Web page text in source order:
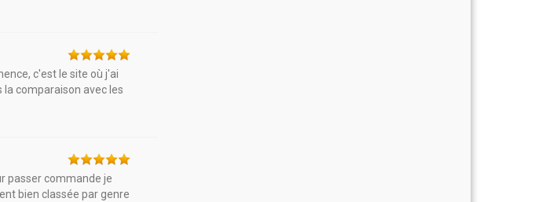
c'est le site où j'ai
comparaison avec les
passer commande je
bien classée par genre